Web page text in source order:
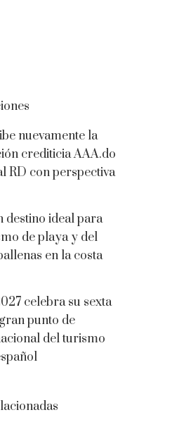
nuevamente la
crediticia AAA.do
RD con perspectiva
destino ideal para
de playa y del
en la costa
celebra su sexta
punto de
del turismo